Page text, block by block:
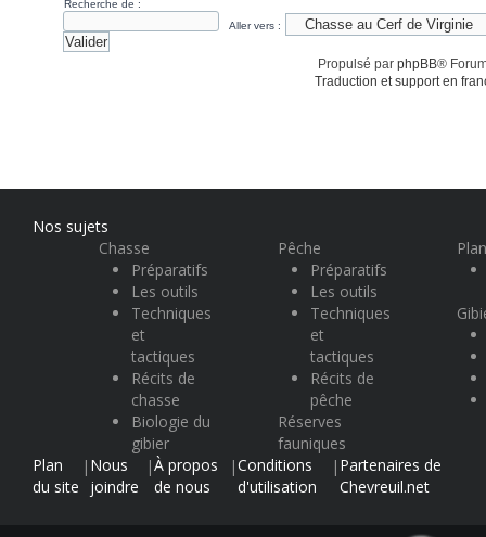
Recherche de :
Aller vers :
Propulsé par phpBB®
Traduction et support en
Nos sujets
Chasse
Préparatifs
Les outils
Techniques
et
tactiques
Récits de
chasse
Biologie du
gibier
Pêche
Préparatifs
Les outils
Techniques
et
tactiques
Récits de
pêche
Réserves
fauniques
Plan
du site
| Nous
joindre
|À propos
de nous
|Conditions
d'utilisation
| Partenaires de
Chevreuil.net